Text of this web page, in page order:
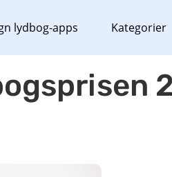
lydbog-apps Kategorier